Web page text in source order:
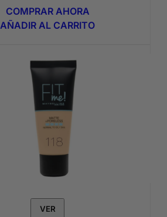
original
era:
6,95€.
actual
es:
3,95€.
COMPRAR AHORA
AÑADIR AL CARRITO
VER